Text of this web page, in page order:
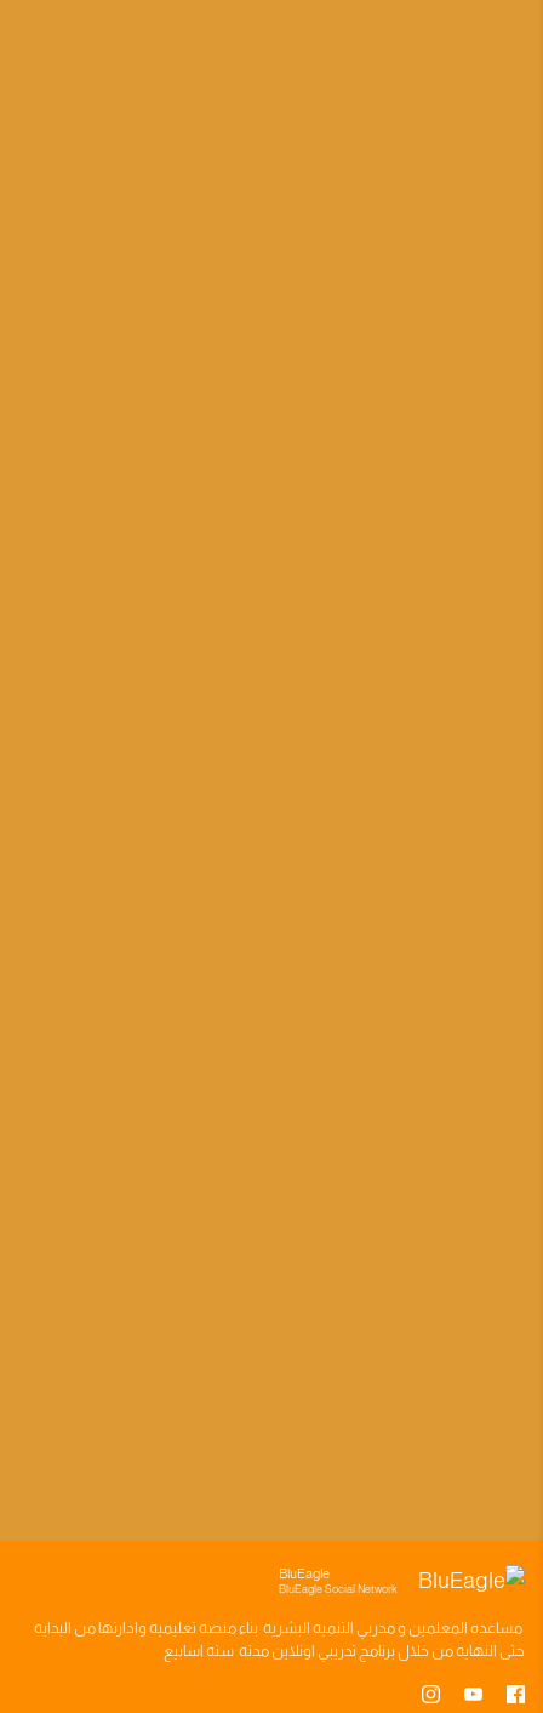
BluEagle
BluEagle Social Network
مساعده المعلمين ومدربي التنميه البشريه بناءمنصه تعليميه وادارتها من البدايه
حتى النهايه من خلال برنامج تدريبي اونلاين مدته سته اسابيع